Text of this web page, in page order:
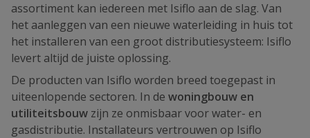
assortiment kan iedereen met Isiflo aan de slag. Van
het aanleggen van een nieuwe waterleiding in huis tot
het installeren van een groot distributiesysteem: Isiflo
levert altijd de juiste oplossing.
De producten van Isiflo worden breed toegepast in
uiteenlopende sectoren. In de woningbouw en
utiliteitsbouw zijn ze onmisbaar voor water- en
gasdistributie. Installateurs vertrouwen op Isiflo